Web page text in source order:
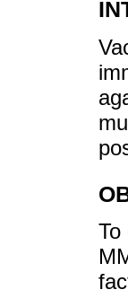
To